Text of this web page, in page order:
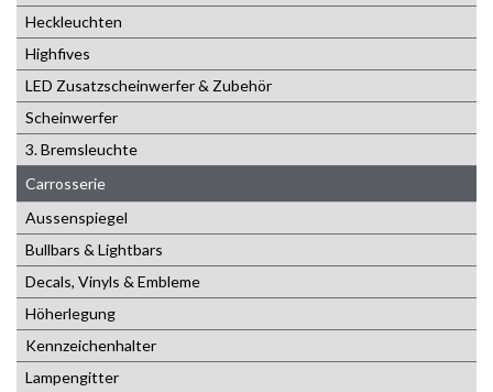
Heckleuchten
Highfives
LED Zusatzscheinwerfer & Zubehör
Scheinwerfer
3. Bremsleuchte
Carrosserie
Aussenspiegel
Bullbars & Lightbars
Decals, Vinyls & Embleme
Höherlegung
Kennzeichenhalter
Lampengitter